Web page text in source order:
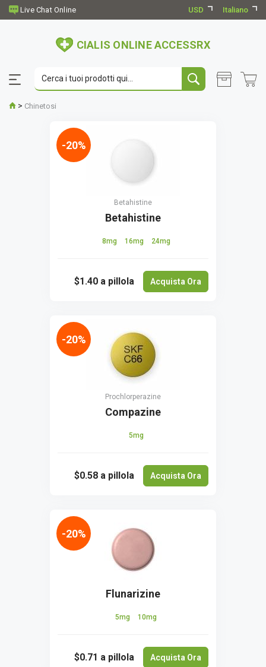
USD Italiano
CIALIS ONLINE ACCESSRX
> Chinetosi
Betahistine
Betahistine
8mg 16mg 24mg
$1.40 a pillola Acquista Ora
-20%
Prochlorperazine
Compazine
5mg
$0.58 a pillola Acquista Ora
-20%
Flunarizine
5mg 10mg
$0.71 a pillola Acquista Ora
-20%